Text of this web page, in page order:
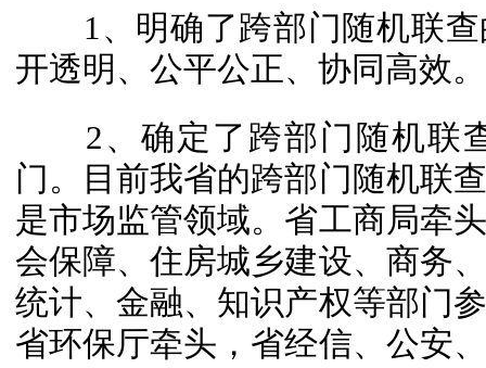
1、明确了跨部门随机联查
开透明、公平公正、协同高效。
2、确定了跨部门随机联
门。目前我省的跨部门随机联
是市场监管领域。省工商局牵
会保障、住房城乡建设、商务
统计、金融、知识产权等部门
省环保厅牵头，省经信、公安